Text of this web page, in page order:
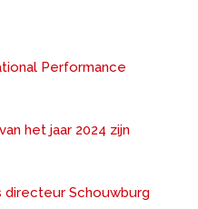
Performance
het jaar 2024 zijn
directeur Schouwburg